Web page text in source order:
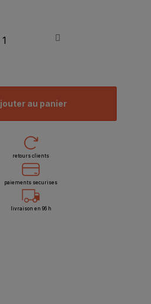
ajouter au panier
retours clients
paiements securises
livraison en 96 h